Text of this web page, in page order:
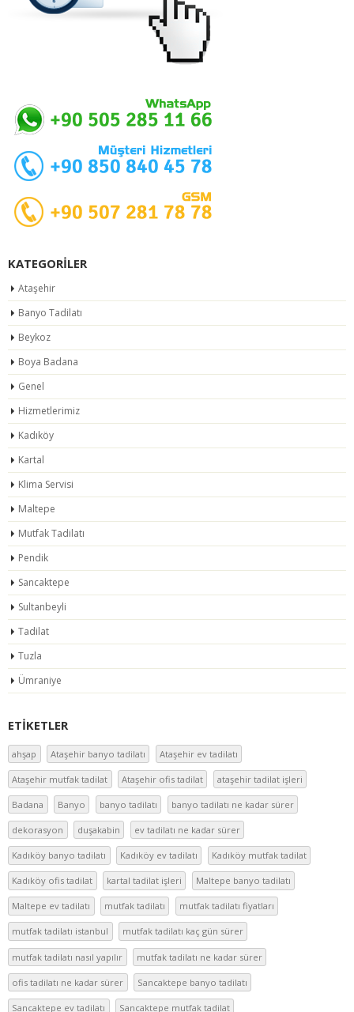
KATEGORILER
Ataşehir
Banyo Tadilatı
Beykoz
Boya Badana
Genel
Hizmetlerimiz
Kadıköy
Kartal
Klima Servisi
Maltepe
Mutfak Tadilatı
Pendik
Sancaktepe
Sultanbeyli
Tadilat
Tuzla
Ümraniye
ETIKETLER
ahşap Ataşehir banyo tadilatı Ataşehir ev tadilatı
Ataşehir mutfak tadilat Ataşehir ofis tadilat ataşehir tadilat işleri
Badana Banyo banyo tadilatı banyo tadilatı ne kadar sürer
dekorasyon duşakabin ev tadilatı ne kadar sürer
Kadıköy banyo tadilatı Kadıköy ev tadilatı Kadıköy mutfak tadilat
Kadıköy ofis tadilat kartal tadilat işleri Maltepe banyo tadilatı
Maltepe ev tadilatı mutfak tadilatı mutfak tadilatı fiyatları
mutfak tadilatı istanbul mutfak tadilatı kaç gün sürer
mutfak tadilatı nasıl yapılır mutfak tadilatı ne kadar sürer
ofis tadilatı ne kadar sürer Sancaktepe banyo tadilatı
Sancaktepe ev tadilatı Sancaktepe mutfak tadilat